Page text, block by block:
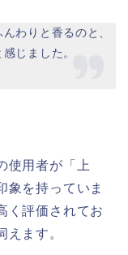
わりと香るのと、
じました。
使用者が「上
象を持っていま
く評価されてお
えます。